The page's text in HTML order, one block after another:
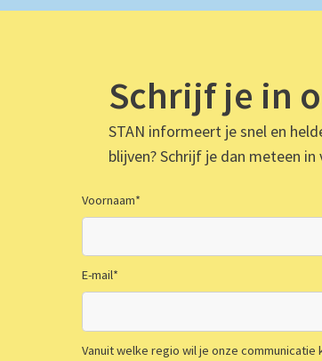
Schrijf je in
STAN informeert je snel en
blijven? Schrijf je dan meteen
Voornaam*
E-mail*
Vanuit welke regio wil je onze communicatie